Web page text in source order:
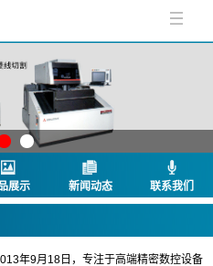
展示 新闻动态 联系我们
年9月18日，专注于高端精密数控设备